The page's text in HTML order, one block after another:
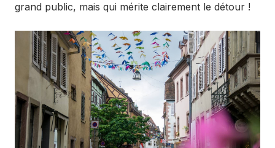
grand public, mais qui mérite clairement le détour !